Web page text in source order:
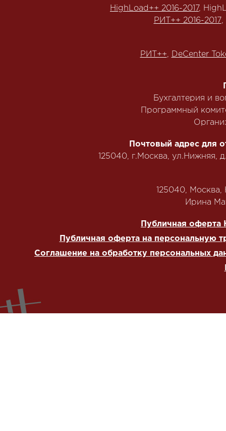
HighLoad++ 2016-2017,
РИТ++ 2016-2017,
РИТ++, DeCenter
Бухгалтерия и
Программный
Почтовый адрес для
125040, г.Москва, ул.Нижняя,
125040,
‭Ирина
Публичная оферта
Публичная оферта на персональную
Соглашение на обработку персональных